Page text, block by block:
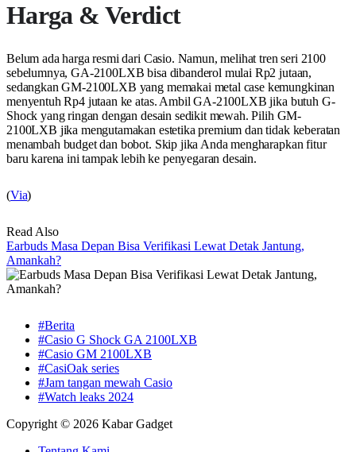
Harga & Verdict
Belum ada harga resmi dari Casio. Namun, melihat tren seri 2100
sebelumnya, GA-2100LXB bisa dibanderol mulai Rp2 jutaan,
sedangkan GM-2100LXB yang memakai metal case kemungkinan
menyentuh Rp4 jutaan ke atas. Ambil GA-2100LXB jika butuh G-
Shock yang ringan dengan desain sedikit mewah. Pilih GM-
2100LXB jika mengutamakan estetika premium dan tidak keberatan
menambah budget dan bobot. Skip jika Anda mengharapkan fitur
baru karena ini tampak lebih ke penyegaran desain.
(Via)
Read Also
Earbuds Masa Depan Bisa Verifikasi Lewat Detak Jantung,
Amankah?
#Berita
#Casio G Shock GA 2100LXB
#Casio GM 2100LXB
#CasiOak series
#Jam tangan mewah Casio
#Watch leaks 2024
Copyright © 2026 Kabar Gadget